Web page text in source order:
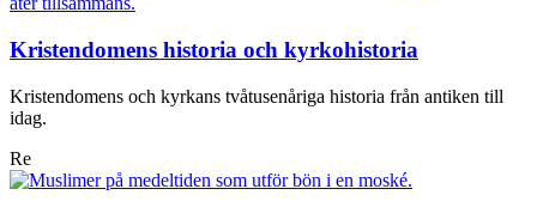
Kristendomens historia och kyrkohistoria
Kristendomens och kyrkans tvåtusenåriga historia från antiken till
idag.
Re